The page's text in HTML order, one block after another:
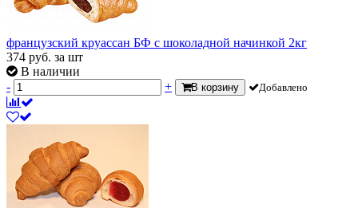
французский круассан БФ с шоколадной начинкой 2кг
374 руб. за шт
В наличии
-
+ В корзину Добавлено